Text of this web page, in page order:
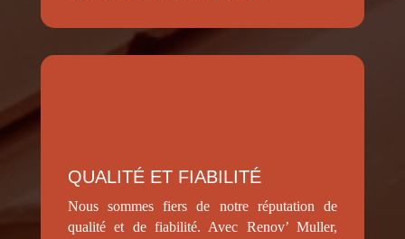
QUALITÉ ET FIABILITÉ
Nous sommes fiers de notre réputation de
qualité et de fiabilité. Avec Renov’ Muller,